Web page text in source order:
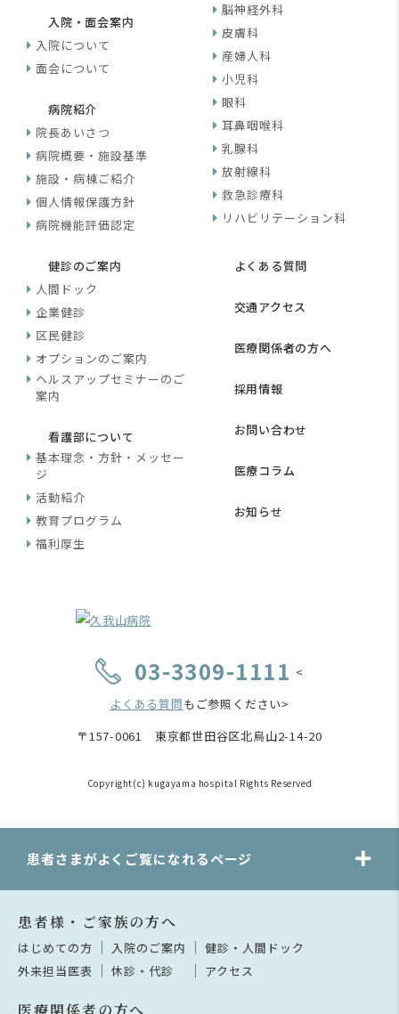
入院・面会案内
入院について
面会について
病院紹介
院長あいさつ
病院概要・施設基準
施設・病棟ご紹介
個人情報保護方針
病院機能評価認定
脳神経外科
皮膚科
産婦人科
小児科
眼科
耳鼻咽喉科
乳腺科
放射線科
救急診療科
リハビリテーション科
健診のご案内
人間ドック
企業健診
区民健診
オプションのご案内
ヘルスアップセミナーのご
案内
看護部について
基本理念・方針・メッセー
ジ
活動紹介
教育プログラム
福利厚生
よくある質問
交通アクセス
医療関係者の方へ
採用情報
お問い合わせ
医療コラム
お知らせ
03-3309-1111 <
よくある質問もご参照ください>
〒157-0061 東京都世田谷区北烏山2-14-20
Copyright(c) kugayama hospital Rights Reserved
患者さまがよくご覧になれるページ
患者様・ご家族の方へ
はじめての方 入院のご案内
健診・人間ドック
外来担当医表
休診・代診 アクセス